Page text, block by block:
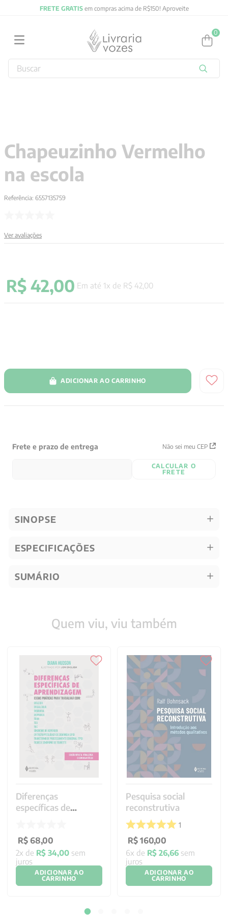
FRETE GRATISem compras acima de R$150! Aproveite
0
Buscar
Chapeuzinho Vermelho
na escola
Referência: 6557135759
Ver avaliações
R$ 42,00 Em até 1x de R$ 42 00
ADICIONAR AO CARRINHO
Frete e prazo de entrega Não sei meu CEP
CALCULAR O
FRETE
SINOPSE
ESPECIFICAÇÕES
SUMÁRIO
Quem viu, viu também
Diferenças
específicas de
R$ 68,00
2x de R$ 34,00 sem
juros
ADICIONAR AO
CARRINHO
Pesquisa social
reconstrutiva
1
R$ 160,00
6x de R$ 26,66 sem
juros
ADICIONAR AO
CARRINHO
4 º jung
5º byung chul han